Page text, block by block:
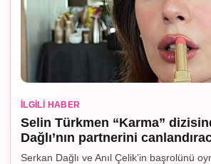
İLGILI HABER
Selin Türkmen “Karma”
Dağlı’nın partnerini
Serkan Dağlı ve Anıl Çelik’in başrolünü